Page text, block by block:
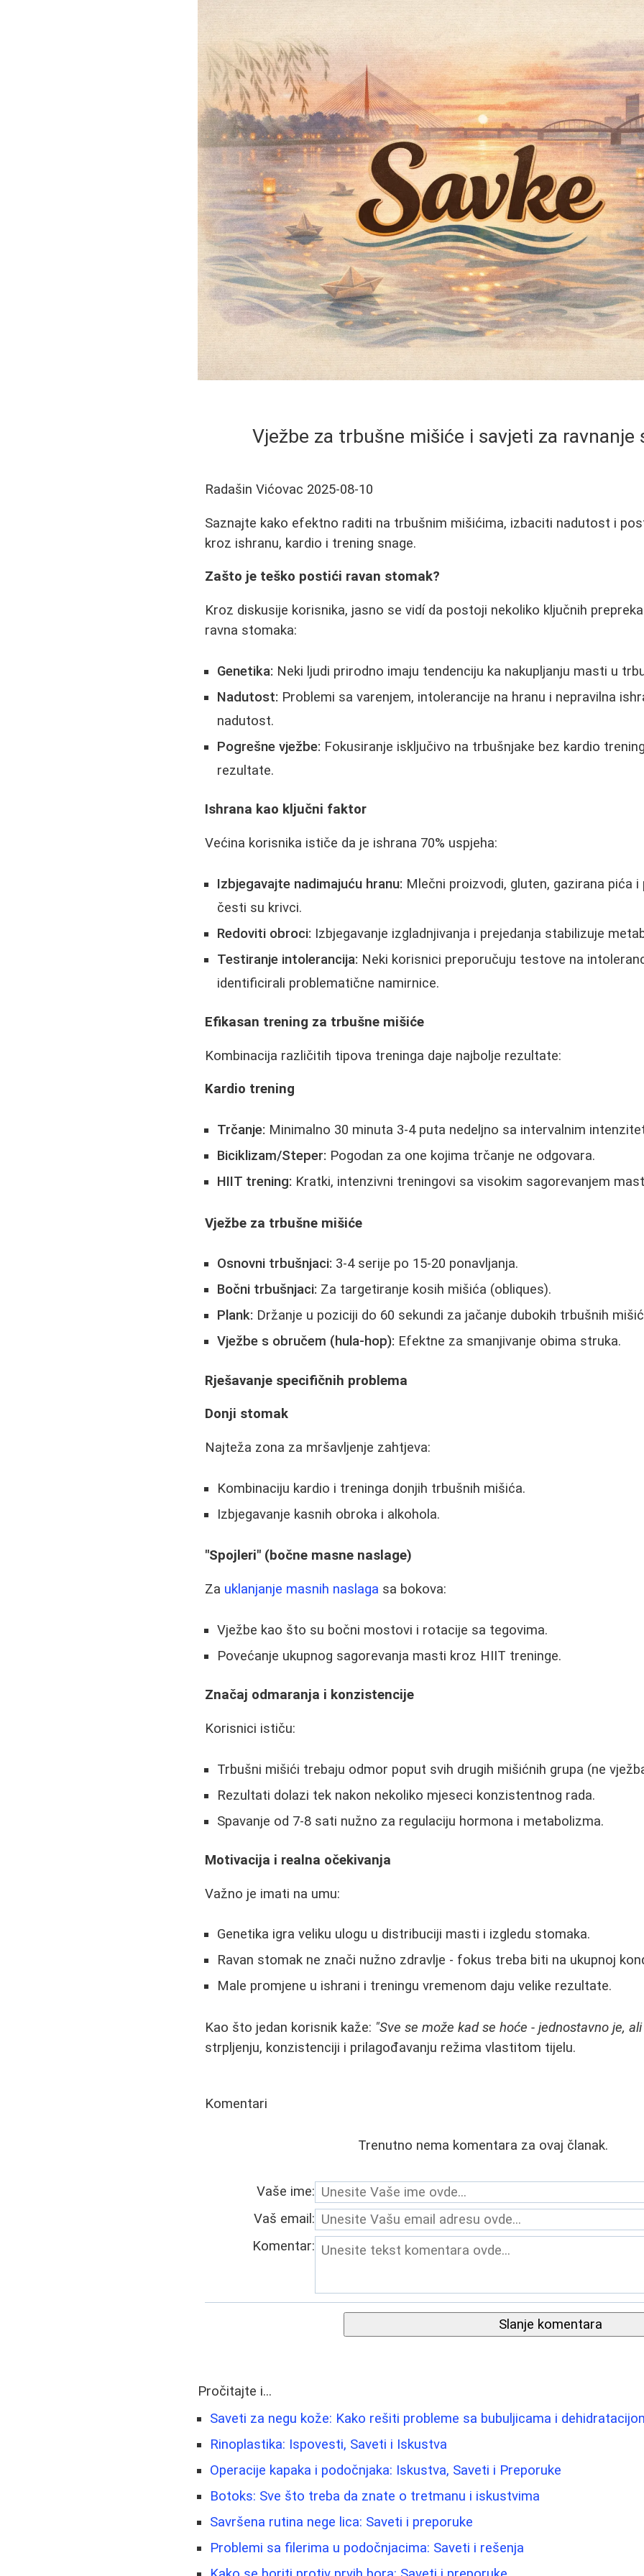
Vježbe za trbušne mišiće i savjeti za ravnanje
Radašin Vićovac 2025-08-10
Saznajte kako efektno raditi na trbušnim mišićima, izbaciti nadutost i
kroz ishranu, kardio i trening snage.
Zašto je teško postići ravan stomak?
Kroz diskusije korisnika, jasno se vidí da postoji nekoliko ključnih
ravna stomaka:
Genetika: Neki ljudi prirodno imaju tendenciju ka nakupljanju masti u
Nadutost: Problemi sa varenjem, intolerancije na hranu i nepravilna
nadutost.
Pogrešne vježbe: Fokusiranje isključivo na trbušnjake bez kardio
rezultate.
Ishrana kao ključni faktor
Većina korisnika ističe da je ishrana 70% uspjeha:
Izbjegavajte nadimajuću hranu: Mlečni proizvodi, gluten, gazirana pića
česti su krivci.
Redoviti obroci: Izbjegavanje izgladnjivanja i prejedanja stabilizuje
Testiranje intolerancija: Neki korisnici preporučuju testove na
identificirali problematične namirnice.
Efikasan trening za trbušne mišiće
Kombinacija različitih tipova treninga daje najbolje rezultate:
Kardio trening
Trčanje: Minimalno 30 minuta 3-4 puta nedeljno sa intervalnim
Biciklizam/Steper: Pogodan za one kojima trčanje ne odgovara.
HIIT trening: Kratki, intenzivni treningovi sa visokim sagorevanjem
Vježbe za trbušne mišiće
Osnovni trbušnjaci: 3-4 serije po 15-20 ponavljanja.
Bočni trbušnjaci: Za targetiranje kosih mišića (obliques).
Plank: Držanje u poziciji do 60 sekundi za jačanje dubokih trbušnih
Vježbe s obručem (hula-hop): Efektne za smanjivanje obima struka.
Rješavanje specifičnih problema
Donji stomak
Najteža zona za mršavljenje zahtjeva:
Kombinaciju kardio i treninga donjih trbušnih mišića.
Izbjegavanje kasnih obroka i alkohola.
"Spojleri" (bočne masne naslage)
Za uklanjanje masnih naslaga sa bokova:
Vježbe kao što su bočni mostovi i rotacije sa tegovima.
Povećanje ukupnog sagorevanja masti kroz HIIT treninge.
Značaj odmaranja i konzistencije
Korisnici ističu:
Trbušni mišići trebaju odmor poput svih drugih mišićnih grupa (ne
Rezultati dolazi tek nakon nekoliko mjeseci konzistentnog rada.
Spavanje od 7-8 sati nužno za regulaciju hormona i metabolizma.
Motivacija i realna očekivanja
Važno je imati na umu:
Genetika igra veliku ulogu u distribuciji masti i izgledu stomaka.
Ravan stomak ne znači nužno zdravlje - fokus treba biti na ukupnoj
Male promjene u ishrani i treningu vremenom daju velike rezultate.
Kao što jedan korisnik kaže: "Sve se može kad se hoće - jednostavno je,
strpljenju, konzistenciji i prilagođavanju režima vlastitom tijelu.
Komentari
Trenutno nema komentara za ovaj članak.
Vaše ime:
Vaš email:
Komentar:
Slanje komentara
Pročitajte i...
Saveti za negu kože: Kako rešiti probleme sa bubuljicama i
Rinoplastika: Ispovesti, Saveti i Iskustva
Operacije kapaka i podočnjaka: Iskustva, Saveti i Preporuke
Botoks: Sve što treba da znate o tretmanu i iskustvima
Savršena rutina nege lica: Saveti i preporuke
Problemi sa filerima u podočnjacima: Saveti i rešenja